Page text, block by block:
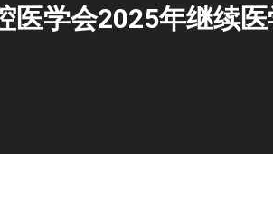
医学会2025年继续